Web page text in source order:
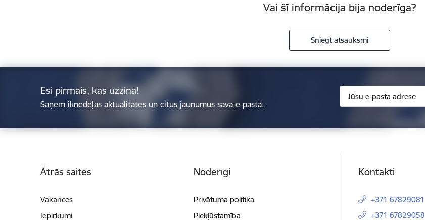
Vai šī informācija bija noderīga?
Sniegt atsauksmi
Esi pirmais, kas uzzina!
Saņem iknedēļas aktualitātes un citus jaunumus sava e-pastā.
Ātrās saites
Vakances
Iepirkumi
Noderīgi
Privātuma politika
Piekļūstamība
Kontakti
+371 67829081
+371 67829058